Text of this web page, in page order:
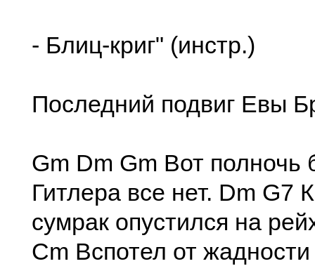
- Блиц-криг" (инстр.)
Последний подвиг Евы
Gm Dm Gm Вот полночь
Гитлера все нет. Dm G7
сумрак опустился на
Cm Вспотел от жадности